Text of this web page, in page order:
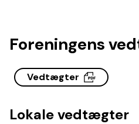
Foreningens
Vedtægter
Lokale vedtægter